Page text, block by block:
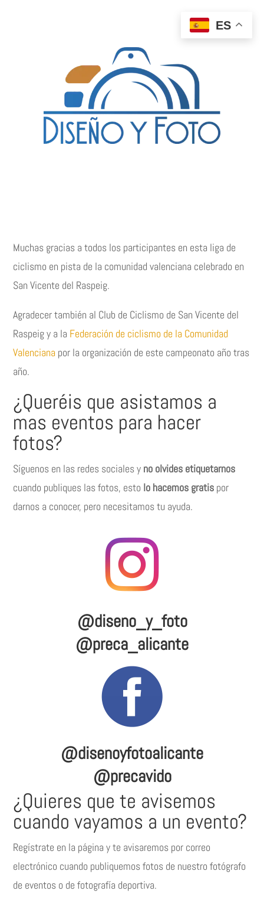
Muchas gracias a todos los participantes en esta liga de
ciclismo en pista de la comunidad valenciana celebrado en
San Vicente del Raspeig.
Agradecer también al Club de Ciclismo de San Vicente del
Raspeig y a la Federación de ciclismo de la Comunidad
Valenciana por la organización de este campeonato año tras
año.
¿Queréis que asistamos a
mas eventos para hacer
fotos?
Síguenos en las redes sociales y no olvides etiquetarnos
cuando publiques las fotos, esto lo hacemos gratis por
darnos a conocer, pero necesitamos tu ayuda.
@diseno_y_foto
@preca_alicante
@disenoyfotoalicante
@precavido
¿Quieres que te avisemos
cuando vayamos a un evento?
Regístrate en la página y te avisaremos por correo
electrónico cuando publiquemos fotos de nuestro fotógrafo
de eventos o de fotografía deportiva.
ES